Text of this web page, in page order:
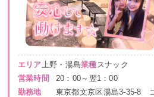
エリア 上野・湯島業種 スナック
営業時間
20：00～翌1：00
勤務地
東京都文京区湯島3-35-8